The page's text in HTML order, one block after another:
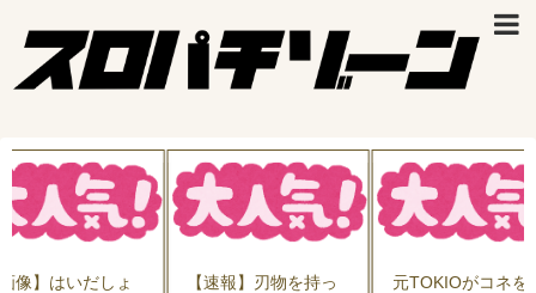
像】はいだしょ
【速報】刃物を持っ
元TOKIOがコネを